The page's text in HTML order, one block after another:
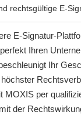
rechtsgültige E-
E-Signatur-
Ihren
Ihr
MOXIS per
der